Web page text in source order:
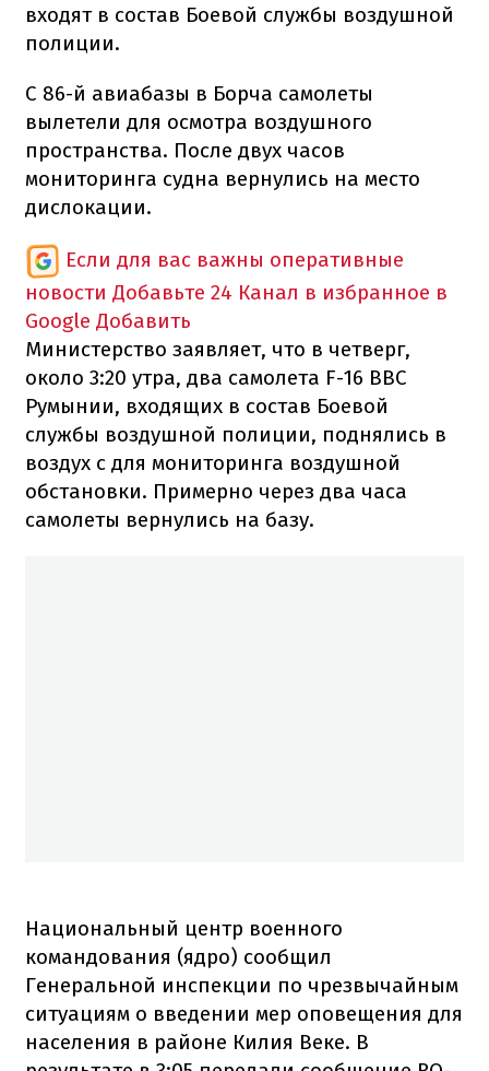
входят в состав Боевой службы воздушной
полиции.
С 86-й авиабазы в Борча самолеты
вылетели для осмотра воздушного
пространства. После двух часов
мониторинга судна вернулись на место
дислокации.
Если для вас важны оперативные
новости Добавьте 24 Канал в избранное в
Google Добавить
Министерство заявляет, что в четверг,
около 3:20 утра, два самолета F-16 ВВС
Румынии, входящих в состав Боевой
службы воздушной полиции, поднялись в
воздух с для мониторинга воздушной
обстановки. Примерно через два часа
самолеты вернулись на базу.
Национальный центр военного
командования (ядро) сообщил
Генеральной инспекции по чрезвычайным
ситуациям о введении мер оповещения для
населения в районе Килия Веке. В